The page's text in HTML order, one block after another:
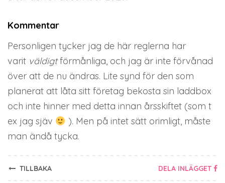
Kommentar
Personligen tycker jag de här reglerna har
varit väldigtförmånliga, och jag är inte förvånad
över att de nu ändras. Lite synd för den som
planerat att låta sitt företag bekosta sin laddbox
och inte hinner med detta innan årsskiftet (som t
ex jag sjäv
). Men på intet sätt orimligt, måste
man ändå tycka.
TILLBAKA DELA INLÄGGET